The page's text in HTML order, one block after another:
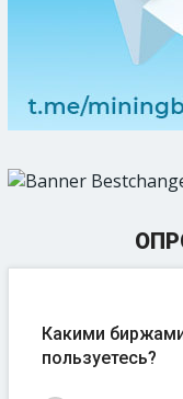
Какими
пользуетесь?